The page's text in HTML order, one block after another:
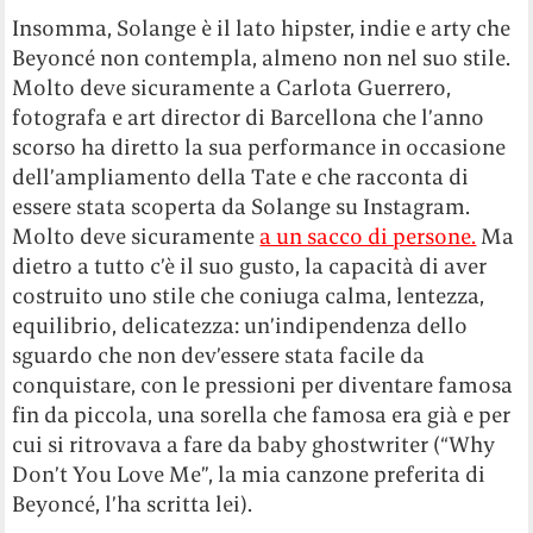
Insomma, Solange è il lato hipster, indie e arty che
Beyoncé non contempla, almeno non nel suo stile.
Molto deve sicuramente a Carlota Guerrero,
fotografa e art director di Barcellona che l’anno
scorso ha diretto la sua performance in occasione
dell’ampliamento della Tate e che racconta di
essere stata scoperta da Solange su Instagram.
Molto deve sicuramente a un sacco di persone.Ma
dietro a tutto c’è il suo gusto, la capacità di aver
costruito uno stile che coniuga calma, lentezza,
equilibrio, delicatezza: un’indipendenza dello
sguardo che non dev’essere stata facile da
conquistare, con le pressioni per diventare famosa
fin da piccola, una sorella che famosa era già e per
cui si ritrovava a fare da baby ghostwriter (“Why
Don’t You Love Me”, la mia canzone preferita di
Beyoncé, l’ha scritta lei).